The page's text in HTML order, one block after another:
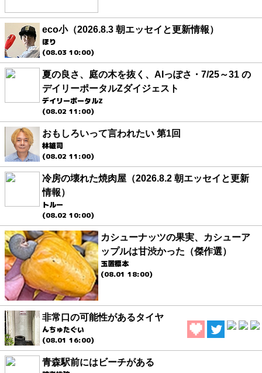
eco小（2026.8.3 朝エッセイと更新情報）
ほり
(08.03 10:00)
夏の良さ、庭の木を抜く、AIっぽさ・7/25～31 の
デイリーポータルZダイジェスト
デイリーポータルZ
(08.02 11:00)
おもしろいって言われたい 第1回
林雄司
(08.02 11:00)
冷房の壊れた焼肉屋（2026.8.2 朝エッセイと更新
情報）
トルー
(08.02 10:00)
カシューナッツの果実、カシューア
ップルは甘渋かった（傑作選）
玉置標本
(08.01 18:00)
非常口の可能性があるタイヤ
んちゅたぐい
(08.01 16:00)
青森駅前にはビーチがある